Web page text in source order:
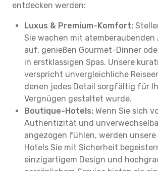
entdecken werden:
Luxus & Premium-Komfort:
Sie wachen mit atemberaubenden
auf, genießen Gourmet-Dinner
in erstklassigen Spas. Unsere
verspricht unvergleichliche
denen jedes Detail sorgfältig für
Vergnügen gestaltet wurde.
Boutique-Hotels: Wenn Sie sich
Authentizität und
angezogen fühlen, werden
Hotels Sie mit Sicherheit
einzigartigem Design und